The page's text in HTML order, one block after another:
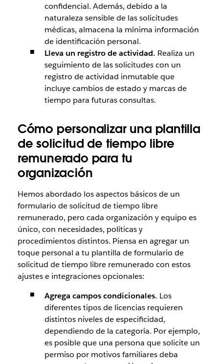
confidencial. Además, debido a la
naturaleza sensible de las solicitudes
médicas, almacena la mínima información
de identificación personal.
Lleva un registro de actividad. Realiza un
seguimiento de las solicitudes con un
registro de actividad inmutable que
incluye cambios de estado y marcas de
tiempo para futuras consultas.
Cómo personalizar una plantilla
de solicitud de tiempo libre
remunerado para tu
organización
Hemos abordado los aspectos básicos de un
formulario de solicitud de tiempo libre
remunerado, pero cada organización y equipo es
único, con necesidades, políticas y
procedimientos distintos. Piensa en agregar un
toque personal a tu plantilla de formulario de
solicitud de tiempo libre remunerado con estos
ajustes e integraciones opcionales:
Agrega campos condicionales. Los
diferentes tipos de licencias requieren
distintos niveles de especificidad,
dependiendo de la categoría. Por ejemplo,
es posible que una persona que solicite un
permiso por motivos familiares deba